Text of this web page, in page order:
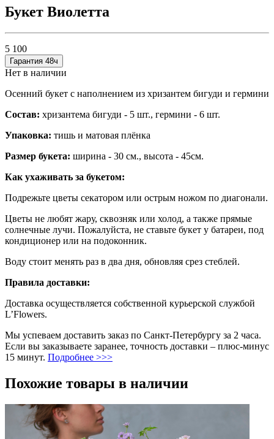
Букет Виолетта
5 100
Гарантия 48ч
Нет в наличии
Осенний букет с наполнением из хризантем бигуди и гермини
Состав: хризантема бигуди - 5 шт., гермини - 6 шт.
Упаковка: тишь и матовая плёнка
Размер букета: ширина - 30 см., высота - 45см.
Как ухаживать за букетом:
Подрежьте цветы секатором или острым ножом по диагонали.
Цветы не любят жару, сквозняк или холод, а также прямые
солнечные лучи. Пожалуйста, не ставьте букет у батареи, под
кондиционер или на подоконник.
Воду стоит менять раз в два дня, обновляя срез стеблей.
Правила доставки:
Доставка осуществляется собственной курьерской службой
L’Flowers.
Мы успеваем доставить заказ по Санкт-Петербургу за 2 часа.
Если вы заказываете заранее, точность доставки – плюс-минус
15 минут. Подробнее >>>
Похожие товары в наличии